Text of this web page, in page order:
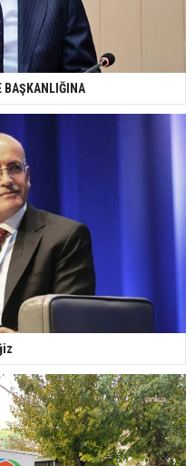
BAŞKANLIĞINA